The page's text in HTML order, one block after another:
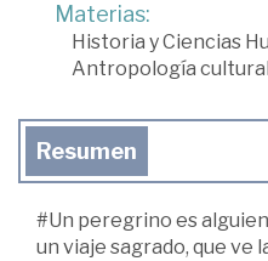
Materias:
Historia y Ciencias
Antropología
Resumen
#Un peregrino es
un viaje sagrado, que ve